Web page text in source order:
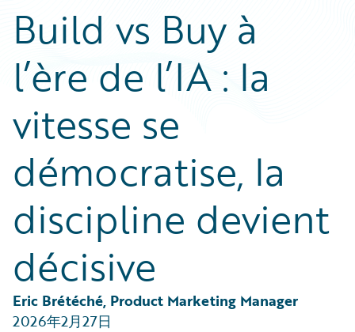
Podcasts
Blog
Help and Support
Insurance Technology FAQ
Careers
Customer Viewpoint
Developers
General Interest
Partner Perspective
Technology
Trends
Build vs Buy à
l’ère de l’IA : la
vitesse se
démocratise, la
discipline devient
décisive
Eric Brétéché, Product Marketing Manager
2026年2月27日